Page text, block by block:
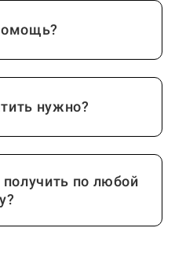
нужно?
по любой